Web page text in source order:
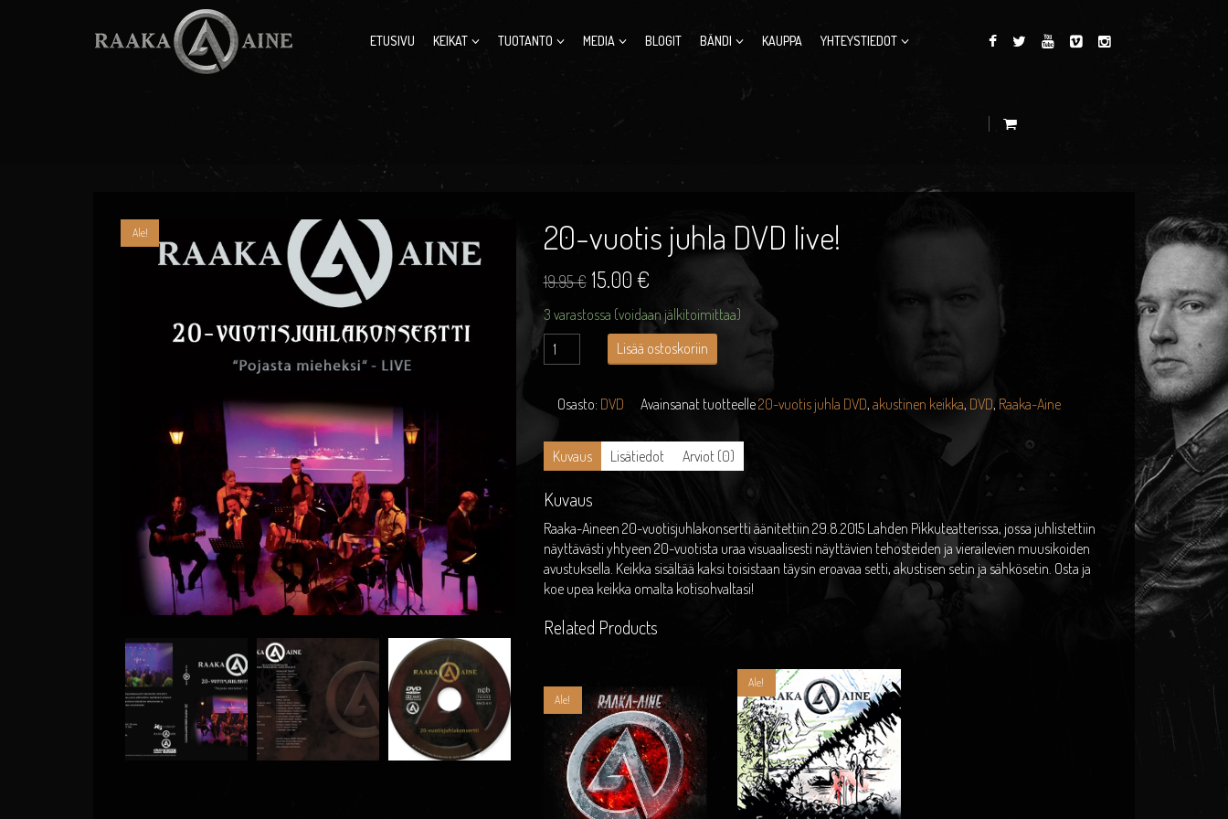
ETUSIVU KEIKAT TUOTANTO MEDIA BLOGIT BÄNDI KAUPPA YHTEYSTIEDOT
Ale! 20-vuotis juhla DVD live!
19.95€ Alkuperäinen
hinta
oli:
19.95 €.
15.00€Nykyinen
hinta
on:
15.00 €.
3 varastossa (voidaan jälkitoimittaa)
20-
vuotis
DVD
määrä
Lisää ostoskoriin
Osasto: DVD Avainsanat tuotteelle20-vuotis juhla DVD, akustinen keikka, DVD, Raaka-Aine
Kuvaus Lisätiedot Arviot (0)
Kuvaus
Raaka-Aineen 20-vuotisjuhlakonsertti äänitettiin 29.8.2015 Lahden Pikkuteatterissa, jossa juhlistettiin
näyttävästi yhtyeen 20-vuotista uraa visuaalisesti näyttävien tehosteiden ja vierailevien muusikoiden
avustuksella. Keikka sisältää kaksi toisistaan täysin eroavaa setti, akustisen setin ja sähkösetin. Osta ja
koe upea keikka omalta kotisohvaltasi!
Related Products
Ale!
Ale!